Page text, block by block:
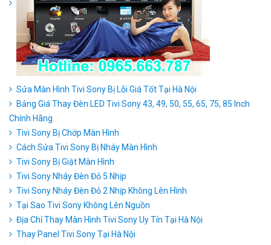
Sửa Màn Hình Tivi Sony Bị Lỗi Giá Tốt Tại Hà Nội
Bảng Giá Thay Đèn LED Tivi Sony 43, 49, 50, 55, 65, 75, 85 Inch
Chính Hãng
Tivi Sony Bị Chớp Màn Hình
Cách Sửa Tivi Sony Bị Nháy Màn Hình
Tivi Sony Bị Giật Màn Hình
Tivi Sony Nháy Đèn Đỏ 5 Nhịp
Tivi Sony Nháy Đèn Đỏ 2 Nhịp Không Lên Hình
Tại Sao Tivi Sony Không Lên Nguồn
Địa Chỉ Thay Màn Hình Tivi Sony Uy Tín Tại Hà Nội
Thay Panel Tivi Sony Tại Hà Nội